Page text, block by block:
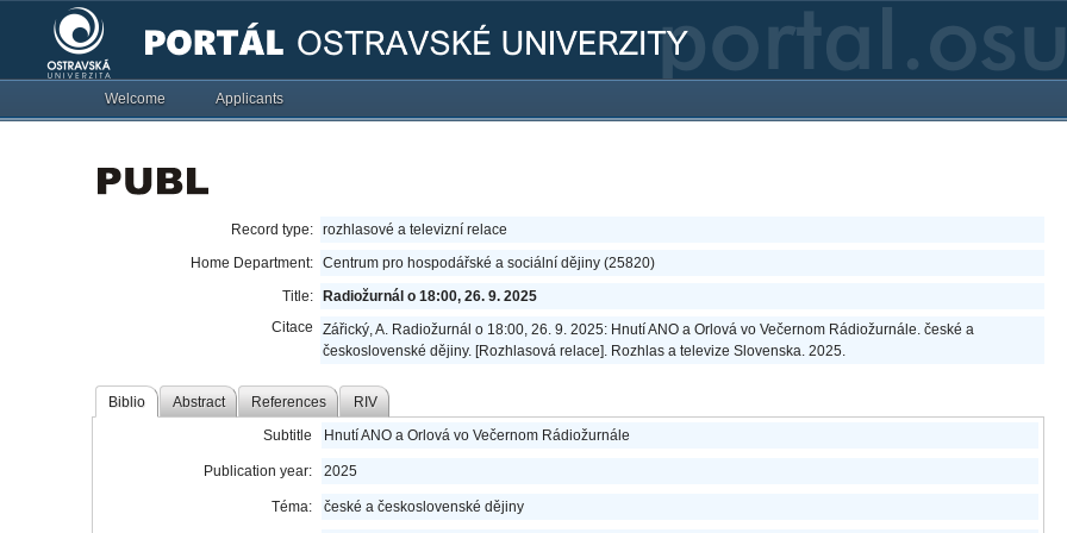
Welcome Applicants
Record type: rozhlasové a televizní relace
Home Department: Centrum pro hospodářské a sociální dějiny (25820)
Title:
Radiožurnál o 18:00, 26. 9. 2025
Citace
Zářický, A. Radiožurnál o 18:00, 26. 9. 2025: Hnutí ANO a Orlová vo Večernom Rádiožurnále. české a
československé dějiny. [Rozhlasová relace]. Rozhlas a televize Slovenska. 2025.
Biblio Abstract References RIV
Subtitle Hnutí ANO a Orlová vo Večernom Rádiožurnále
Publication year: 2025
Téma: české a československé dějiny